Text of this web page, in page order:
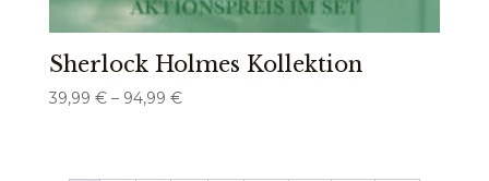
Sherlock Holmes Kollektion
39,99 € – 94,99 €Preisspanne: